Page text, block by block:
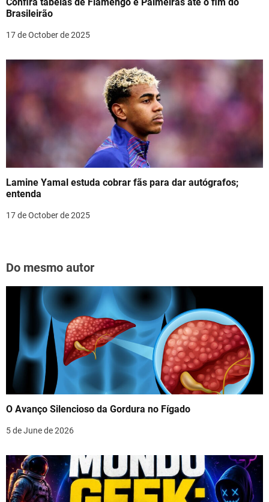
Brasileirão
17 de October de 2025
Lamine Yamal estuda cobrar fãs para dar autógrafos;
entenda
17 de October de 2025
Do mesmo autor
O Avanço Silencioso da Gordura no Fígado
5 de June de 2026